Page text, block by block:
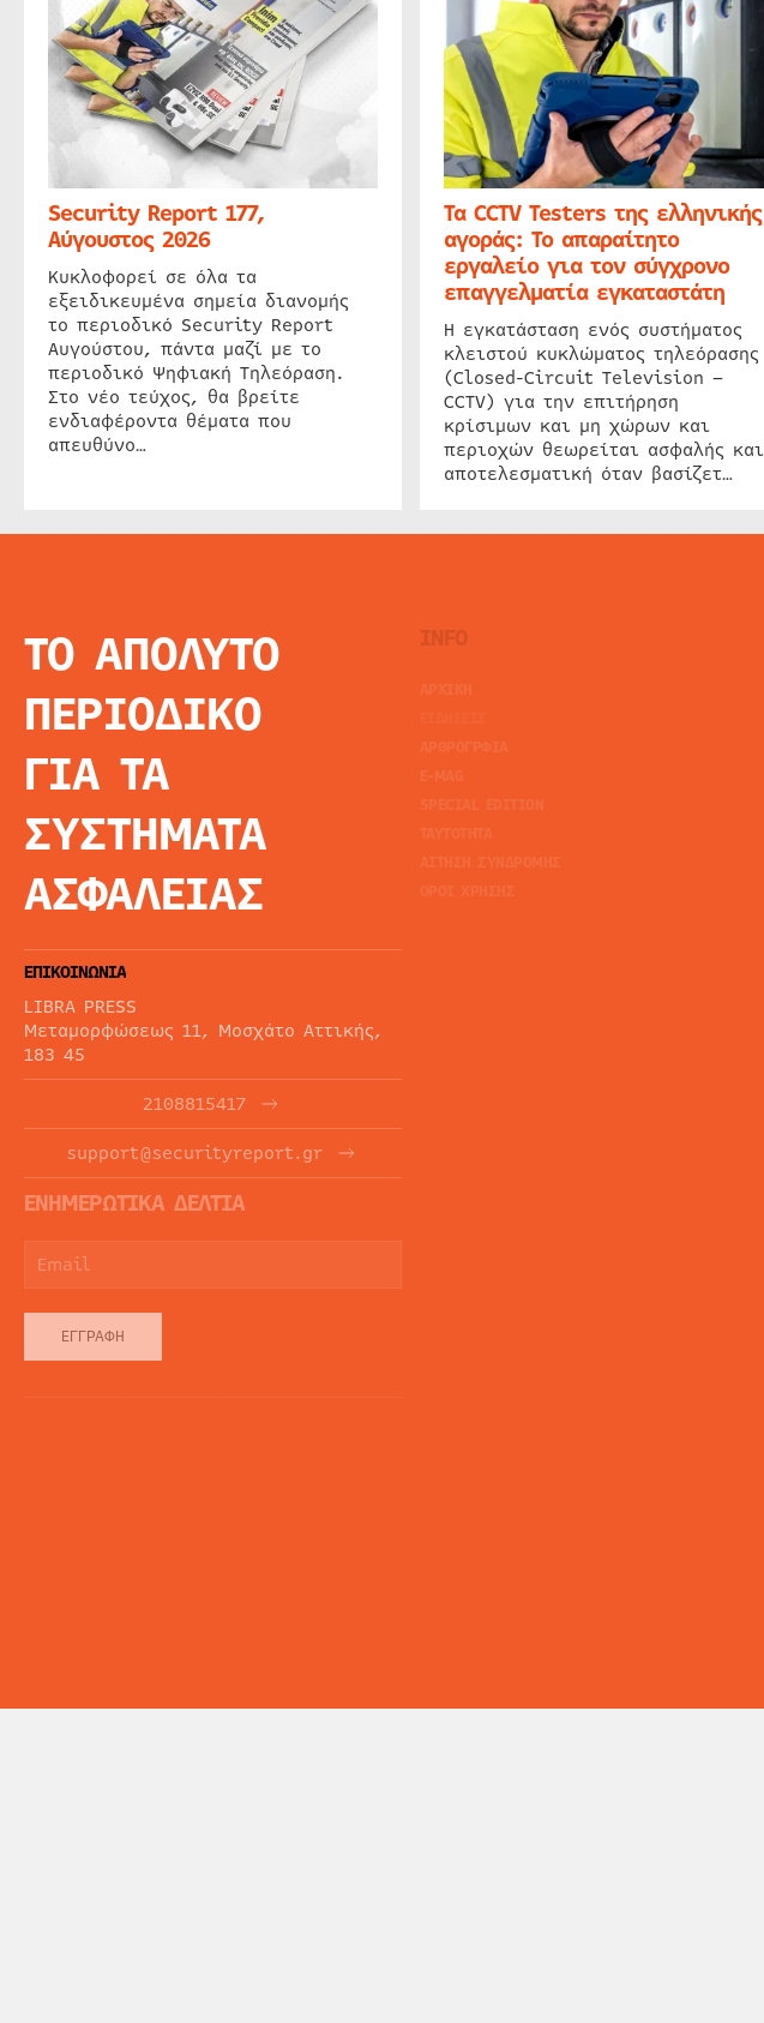
Security Report 177,
Αύγουστος 2026
Κυκλοφορεί σε όλα τα
εξειδικευμένα σημεία διανομής
το περιοδικό Security Report
Αυγούστου, πάντα μαζί με το
περιοδικό Ψηφιακή Τηλεόραση.
Στο νέο τεύχος, θα βρείτε
ενδιαφέροντα θέματα που
απευθύνο…
Τα CCTV Testers της ελληνικής
αγοράς: Το απαραίτητο
εργαλείο για τον σύγχρονο
επαγγελματία εγκαταστάτη
Η εγκατάσταση ενός συστήματος
κλειστού κυκλώματος τηλεόρασης
(Closed-Circuit Television –
CCTV) για την επιτήρηση
κρίσιμων και μη χώρων και
περιοχών θεωρείται ασφαλής και
αποτελεσματική όταν βασίζετ…
ΤΟ ΑΠΟΛΥΤΟ
ΠΕΡΙΟΔΙΚΟ
ΓΙΑ ΤΑ
ΣΥΣΤΗΜΑΤΑ
ΑΣΦΑΛΕΙΑΣ
ΕΠΙΚΟΙΝΩΝΙΑ
LIBRA PRESS
Μεταμορφώσεως 11, Μοσχάτο Αττικής,
183 45
2108815417
support@securityreport.gr
ΕΝΗΜΕΡΩΤΙΚΑ ΔΕΛΤΙΑ
ΕΓΓΡΑΦΉ
INFO